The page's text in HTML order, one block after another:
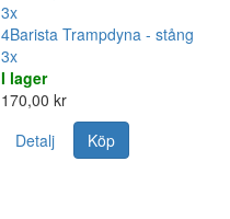
3x
4Barista Trampdyna - stång
3x
I lager
170,00 kr
Detalj
Köp